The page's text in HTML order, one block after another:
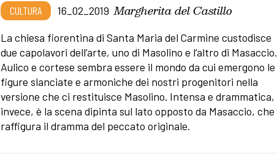
CULTURA 16_02_2019 Margherita del Castillo
La chiesa fiorentina di Santa Maria del Carmine custodisce
due capolavori dell’arte, uno di Masolino e l’altro di Masaccio.
Aulico e cortese sembra essere il mondo da cui emergono le
figure slanciate e armoniche dei nostri progenitori nella
versione che ci restituisce Masolino. Intensa e drammatica,
invece, è la scena dipinta sul lato opposto da Masaccio, che
raffigura il dramma del peccato originale.